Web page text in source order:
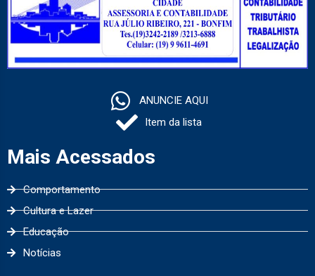
ANUNCIE AQUI
Item da lista
Mais Acessados
Comportamento
Cultura e Lazer
Educação
Notícias